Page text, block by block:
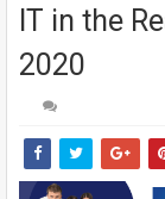
IT in the
2020